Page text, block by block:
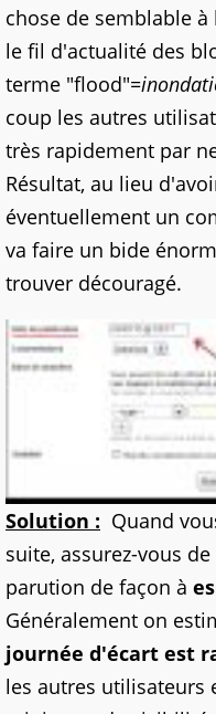
chose de semblable
le fil d'actualité des
terme "flood"
coup les autres
très rapidement par
Résultat, au lieu
éventuellement un
va faire un bide
trouver découragé.
Solution : Quand
suite, assurez-vous
parution de façon à
Généralement on
journée d'écart est
les autres utilisateurs